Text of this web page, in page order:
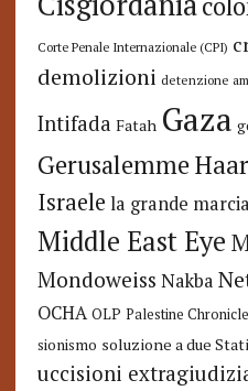
Corte Penale Internazionale (CPI)
demolizioni detenzione
Intifada Fatah Gaza
Gerusalemme
Israele la grande
Middle East Eye
Mondoweiss Nakba
OCHA OLP Palestine Chronicle
sionismo soluzione a due Stati
uccisioni